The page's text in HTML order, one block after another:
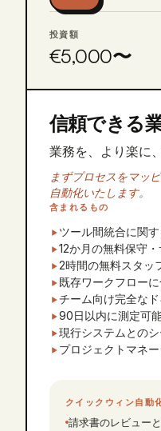
投資額
€5,000〜
信頼できる
業務を、より楽に
まずプロセスをマッ
自動化いたします。
含まれるもの
ツール間統合に関
12か月の無料保守
2時間の無料スタッ
既存ワークフロー
チーム向け完全な
90日以内に測定可
現行システムとの
プロジェクトマネ
クイックウィン自動
請求書のレビュー